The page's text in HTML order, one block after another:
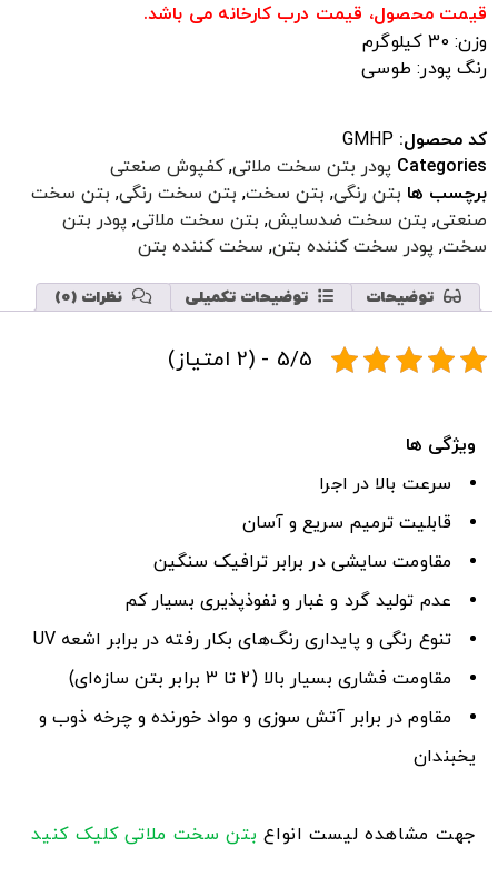
قیمت محصول، قیمت درب کارخانه می باشد.
وزن: 30 کیلوگرم
رنگ پودر: طوسی
کد محصول: GMHP
Categories پودر بتن سخت ملاتی,کفپوش صنعتی
برچسب ها بتن رنگی, بتن سخت, بتن سخت رنگی, بتن سخت
صنعتی, بتن سخت ضدسایش, بتن سخت ملاتی, پودر بتن
سخت, پودر سخت کننده بتن, سخت کننده بتن
توضیحات توضیحات تکمیلی نظرات (0)
5/5 - (2 امتیاز)
ویژگی ها
سرعت بالا در اجرا
قابلیت ترمیم سریع و آسان
مقاومت سایشی در برابر ترافیک سنگین
عدم تولید گرد و غبار و نفوذپذیری بسیار کم
تنوع رنگی و پایداری رنگ‌های بکار رفته در برابر اشعه UV
مقاومت فشاری بسیار بالا (2 تا 3 برابر بتن سازه‌ای)
مقاوم در برابر آتش سوزی و مواد خورنده و چرخه ذوب و
یخبندان
جهت مشاهده لیست انواع بتن سخت ملاتی کلیک کنید